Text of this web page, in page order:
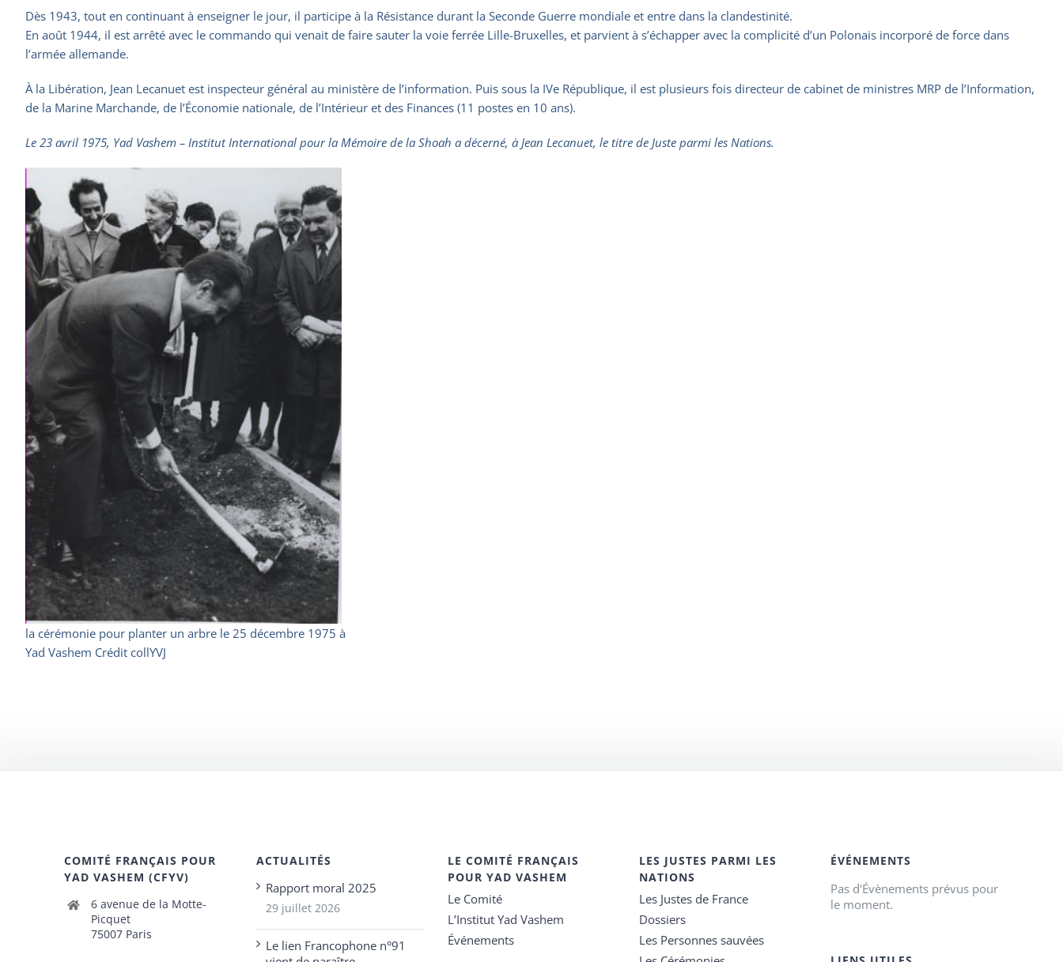
Dès 1943, tout en continuant à enseigner le jour, il participe à la Résistance durant la Seconde Guerre mondiale et entre dans la clandestinité.
En août 1944, il est arrêté avec le commando qui venait de faire sauter la voie ferrée Lille-Bruxelles, et parvient à s’échapper avec la complicité d’un Polonais incorporé de force dans
l’armée allemande.
À la Libération, Jean Lecanuet est inspecteur général au ministère de l’information. Puis sous la IVe République, il est plusieurs fois directeur de cabinet de ministres MRP de l’Information,
de la Marine Marchande, de l’Économie nationale, de l’Intérieur et des Finances (11 postes en 10 ans).
Le 23 avril 1975, Yad Vashem – Institut International pour la Mémoire de la Shoah a décerné, à Jean Lecanuet, le titre de Juste parmi les Nations.
la cérémonie pour planter un arbre le 25 décembre 1975 à
Yad Vashem Crédit collYVJ
COMITÉ FRANÇAIS POUR
YAD VASHEM (CFYV)
6 avenue de la Motte-
Picquet
75007 Paris
ACTUALITÉS
Rapport moral 2025
29 juillet 2026
Le lien Francophone n°91
LE COMITÉ FRANÇAIS
POUR YAD VASHEM
Le Comité
L’Institut Yad Vashem
Événements
LES JUSTES PARMI LES
NATIONS
Les Justes de France
Dossiers
Les Personnes sauvées
ÉVÉNEMENTS
Pas d'Évènements prévus pour
le moment.